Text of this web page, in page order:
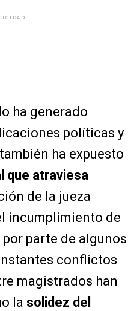
ha generado
políticas y
ha expuesto
que atraviesa
de la jueza
incumplimiento de
parte de algunos
conflictos
magistrados han
la solidez del